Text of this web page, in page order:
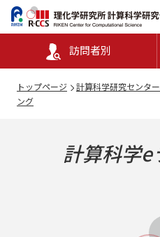
訪問者別
トップページ 計算科学研究センタ
ング
計算科学e